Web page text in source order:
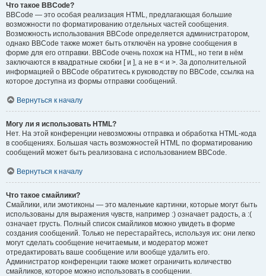
Что такое BBCode?
BBCode — это особая реализация HTML, предлагающая большие
возможности по форматированию отдельных частей сообщения.
Возможность использования BBCode определяется администратором,
однако BBCode также может быть отключён на уровне сообщения в
форме для его отправки. BBCode очень похож на HTML, но теги в нём
заключаются в квадратные скобки [ и ], а не в < и >. За дополнительной
информацией о BBCode обратитесь к руководству по BBCode, ссылка на
которое доступна из формы отправки сообщений.
Вернуться к началу
Могу ли я использовать HTML?
Нет. На этой конференции невозможны отправка и обработка HTML-кода
в сообщениях. Большая часть возможностей HTML по форматированию
сообщений может быть реализована с использованием BBCode.
Вернуться к началу
Что такое смайлики?
Смайлики, или эмотиконы — это маленькие картинки, которые могут быть
использованы для выражения чувств, например :) означает радость, а :(
означает грусть. Полный список смайликов можно увидеть в форме
создания сообщений. Только не перестарайтесь, используя их: они легко
могут сделать сообщение нечитаемым, и модератор может
отредактировать ваше сообщение или вообще удалить его.
Администратор конференции также может ограничить количество
смайликов, которое можно использовать в сообщении.